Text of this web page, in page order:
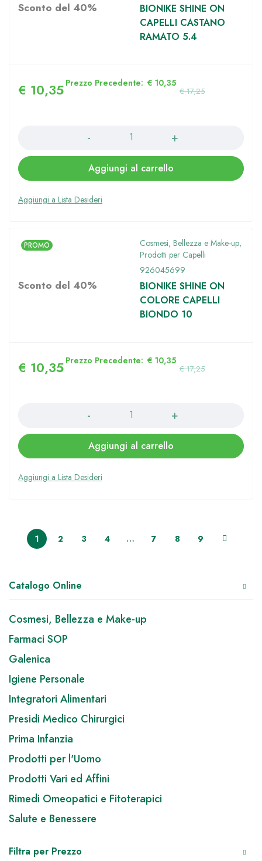
Catalogo Online
Cosmesi, Bellezza e Make-up
Farmaci SOP
Galenica
Igiene Personale
Integratori Alimentari
Presidi Medico Chirurgici
Prima Infanzia
Prodotti per l'Uomo
Prodotti Vari ed Affini
Rimedi Omeopatici e Fitoterapici
Salute e Benessere
Filtra per Prezzo
Sconto del 40%
BIONIKE SHINE ON
CAPELLI CASTANO
RAMATO 5.4
€17,25
€ 10,35 Prezzo Precedente: € 10,35
Aggiungi al carrello
Sconto del 40%
PROMO Cosmesi, Bellezza e Make-up,
Prodotti per Capelli
926045699
BIONIKE SHINE ON
COLORE CAPELLI
BIONDO 10
€17,25
€ 10,35 Prezzo Precedente: € 10,35
Aggiungi al carrello
1 2 3 4 … 7 8 9